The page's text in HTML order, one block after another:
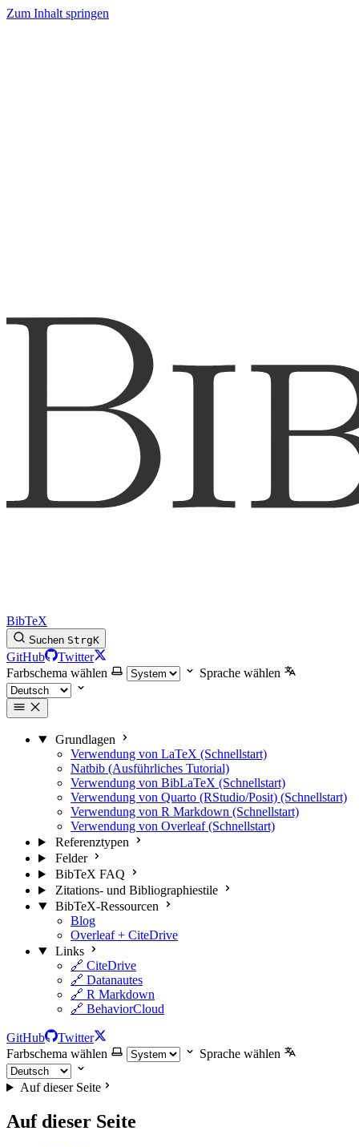
Zum Inhalt springen
BibTeX
Suchen StrgK
GitHub
Twitter
Farbschema wählen
Sprache wählen
Grundlagen
Verwendung von LaTeX (Schnellstart)
Natbib (Ausführliches Tutorial)
Verwendung von BibLaTeX (Schnellstart)
Verwendung von Quarto (RStudio/Posit) (Schnellstart)
Verwendung von R Markdown (Schnellstart)
Verwendung von Overleaf (Schnellstart)
Referenztypen
Felder
BibTeX FAQ
Zitations- und Bibliographiestile
BibTeX-Ressourcen
Blog
Overleaf + CiteDrive
Links
🔗 CiteDrive
🔗 Datanautes
🔗 R Markdown
🔗 BehaviorCloud
GitHub
Twitter
Farbschema wählen
Sprache wählen
Auf dieser Seite
Auf dieser Seite